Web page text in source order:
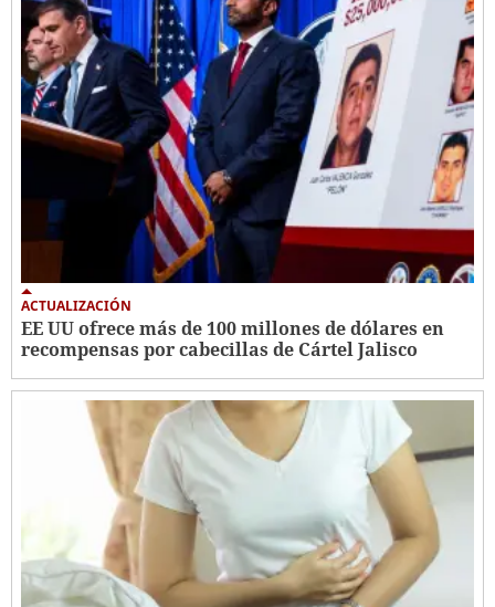
ACTUALIZACIÓN
EE UU ofrece más de 100 millones de dólares en
recompensas por cabecillas de Cártel Jalisco